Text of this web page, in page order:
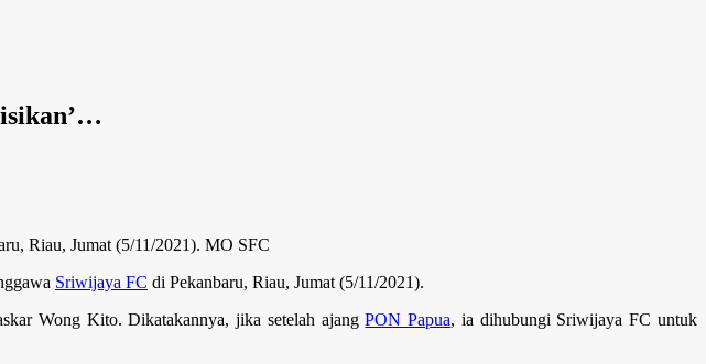
Riau, Jumat (5/11/2021). MO SFC
Sriwijaya FC di Pekanbaru, Riau, Jumat (5/11/2021).
Wong Kito. Dikatakannya, jika setelah ajangPON Papua, ia dihubungi Sriwijaya FC untuk